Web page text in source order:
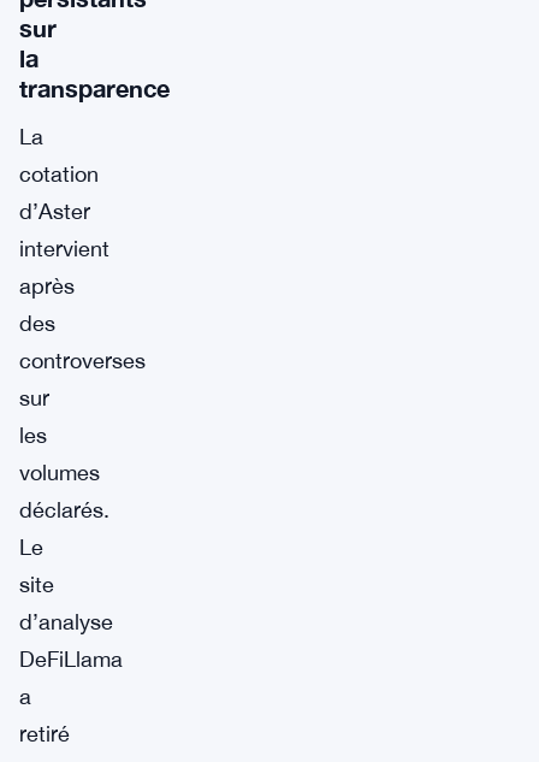
sur
la
transparence
La
cotation
d’Aster
intervient
après
des
controverses
sur
les
volumes
déclarés.
Le
site
d’analyse
DeFiLlama
a
retiré